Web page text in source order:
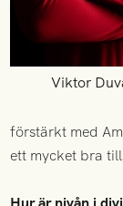
Viktor
förstärkt med
ett mycket bra